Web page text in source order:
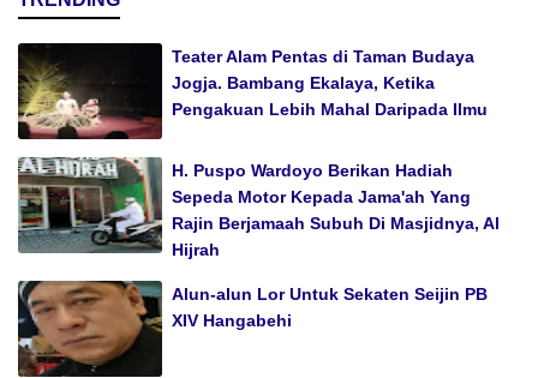
Teater Alam Pentas di Taman Budaya
Jogja. Bambang Ekalaya, Ketika
Pengakuan Lebih Mahal Daripada Ilmu
H. Puspo Wardoyo Berikan Hadiah
Sepeda Motor Kepada Jama'ah Yang
Rajin Berjamaah Subuh Di Masjidnya, Al
Hijrah
Alun-alun Lor Untuk Sekaten Seijin PB
XIV Hangabehi